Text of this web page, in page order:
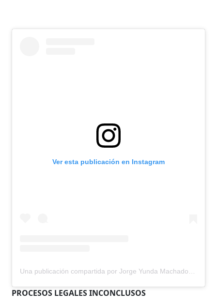
Ver esta publicación en Instagram
PROCESOS LEGALES INCONCLUSOS